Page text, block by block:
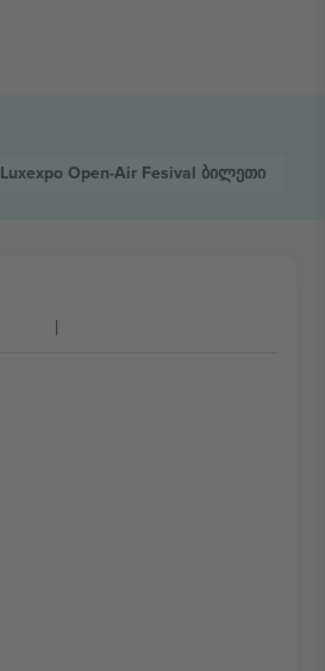
Luxexpo Open-Air Fesival ბილეთი